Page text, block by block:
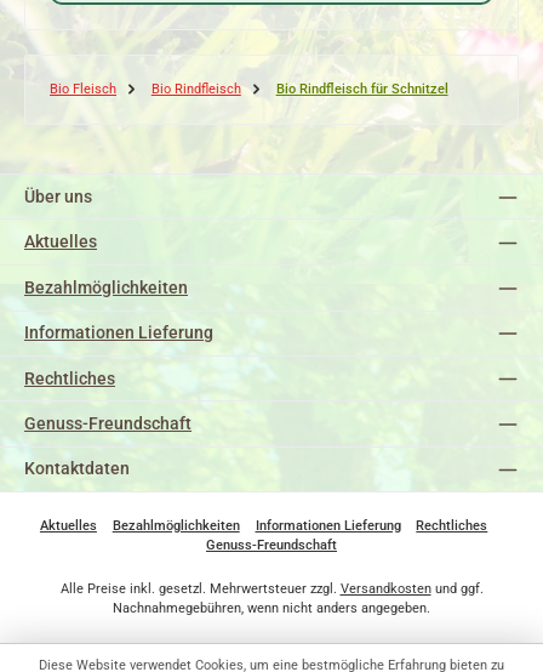
Bio Fleisch Bio Rindfleisch Bio Rindfleisch für Schnitzel
Über uns
Aktuelles
Bezahlmöglichkeiten
Informationen Lieferung
Rechtliches
Genuss-Freundschaft
Kontaktdaten
Aktuelles Bezahlmöglichkeiten Informationen Lieferung
Rechtliches
Genuss-Freundschaft
Alle Preise inkl. gesetzl. Mehrwertsteuer zzgl. Versandkostenund ggf.
Nachnahmegebühren, wenn nicht anders angegeben.
Diese Website verwendet Cookies, um eine bestmögliche Erfahrung bieten zu